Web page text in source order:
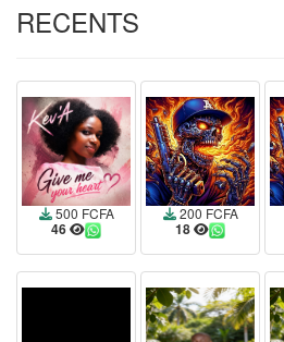
RECENTS
500 FCFA
46
200 FCFA
18